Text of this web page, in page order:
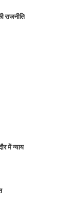
राजनीति
में न्याय